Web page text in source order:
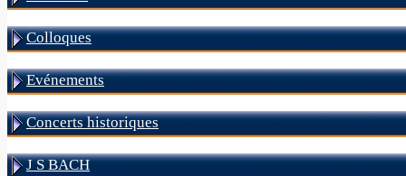
Colloques
Evénements
Concerts historiques
J S BACH